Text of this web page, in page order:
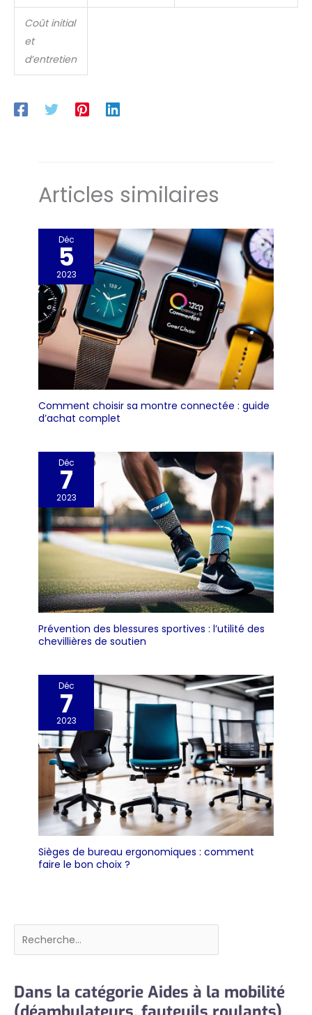
Coût initial
et
d’entretien
Articles similaires
Déc
5
2023
Comment choisir sa montre connectée : guide
d’achat complet
Déc
7
2023
Prévention des blessures sportives : l’utilité des
chevillières de soutien
Déc
7
2023
Sièges de bureau ergonomiques : comment
faire le bon choix ?
Rechercher
Dans la catégorie Aides à la mobilité